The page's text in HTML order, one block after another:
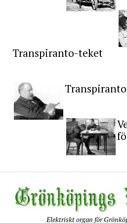
Transpiranto-teket
Elektriskt organ för